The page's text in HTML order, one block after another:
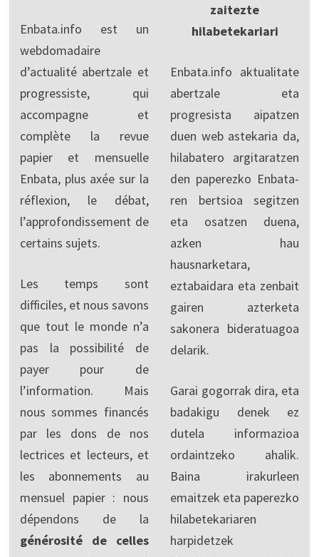
Enbata.info est un
webdomadaire
d’actualité abertzale et
progressiste, qui
accompagne et
complète la revue
papier et mensuelle
Enbata, plus axée sur la
réflexion, le débat,
l’approfondissement de
certains sujets.
Les temps sont
difficiles, et nous savons
que tout le monde n’a
pas la possibilité de
payer pour de
l’information. Mais
nous sommes financés
par les dons de nos
lectrices et lecteurs, et
les abonnements au
mensuel papier : nous
dépendons de la
générosité de celles
zaitezte
hilabetekariari
Enbata.info aktualitate
abertzale eta
progresista aipatzen
duen web astekaria da,
hilabatero argitaratzen
den paperezko Enbata-
ren bertsioa segitzen
eta osatzen duena,
azken hau
hausnarketara,
eztabaidara eta zenbait
gairen azterketa
sakonera bideratuagoa
delarik.
Garai gogorrak dira, eta
badakigu denek ez
dutela informazioa
ordaintzeko ahalik.
Baina irakurleen
emaitzek eta paperezko
hilabetekariaren
harpidetzek